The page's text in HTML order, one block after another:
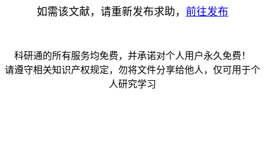
如需该文献，请重新发布求助， 前往发布
科研通的所有服务均免费，并承诺对个人用户永久免费！
请遵守相关知识产权规定，勿将文件分享给他人，仅可用于个
人研究学习